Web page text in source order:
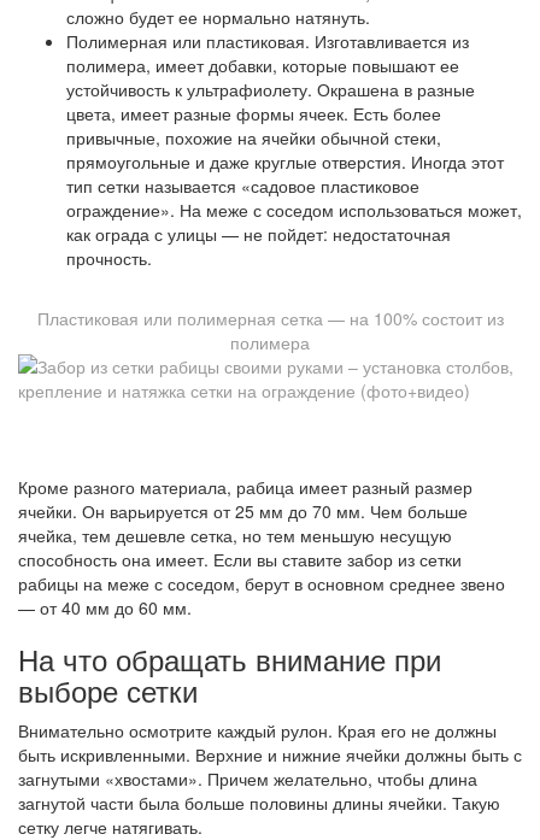
сложно будет ее нормально натянуть.
Полимерная или пластиковая. Изготавливается из
полимера, имеет добавки, которые повышают ее
устойчивость к ультрафиолету. Окрашена в разные
цвета, имеет разные формы ячеек. Есть более
привычные, похожие на ячейки обычной стеки,
прямоугольные и даже круглые отверстия. Иногда этот
тип сетки называется «садовое пластиковое
ограждение». На меже с соседом использоваться может,
как ограда с улицы — не пойдет: недостаточная
прочность.
Пластиковая или полимерная сетка — на 100% состоит из
полимера
Кроме разного материала, рабица имеет разный размер
ячейки. Он варьируется от 25 мм до 70 мм. Чем больше
ячейка, тем дешевле сетка, но тем меньшую несущую
способность она имеет. Если вы ставите забор из сетки
рабицы на меже с соседом, берут в основном среднее звено
— от 40 мм до 60 мм.
На что обращать внимание при
выборе сетки
Внимательно осмотрите каждый рулон. Края его не должны
быть искривленными. Верхние и нижние ячейки должны быть с
загнутыми «хвостами». Причем желательно, чтобы длина
загнутой части была больше половины длины ячейки. Такую
сетку легче натягивать.